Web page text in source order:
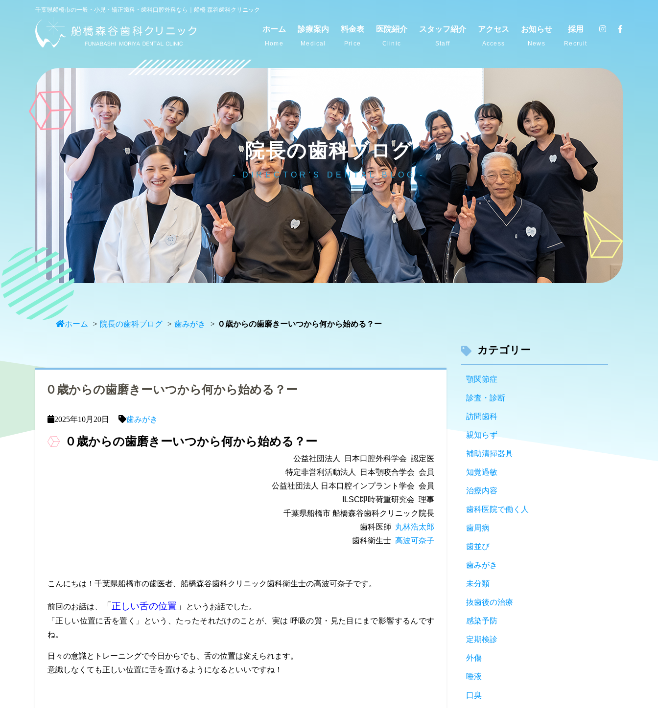
千葉県船橋市の一般・小児・矯正歯科・歯科口腔外科なら｜船橋 森谷歯科クリニック
ホーム
Home
診療案内
Medical
料金表
Price
医院紹介
Clinic
スタッフ紹介
Staff
アクセス
Access
お知らせ
News
採用
Recruit
(初診専用)
お問い合わせ
院長の歯科ブログ
DIRECTOR'S DENTAL BLOG
ホーム 院長の歯科ブログ 歯みがき ０歳からの歯磨きーいつから何から始める？ー
０歳からの歯磨きーいつから何から始める？ー
2025年10月20日 歯みがき
０歳からの歯磨きーいつから何から始める？ー
公益社団法人 日本口腔外科学会 認定医
特定非営利活動法人 日本顎咬合学会 会員
公益社団法人 日本口腔インプラント学会 会員
ILSC即時荷重研究会 理事
千葉県船橋市 船橋森谷歯科クリニック院長
歯科医師 丸林浩太郎
歯科衛生士 高波可奈子
こんにちは！千葉県船橋市の歯医者、船橋森谷歯科クリニック歯科衛生士の高波可奈子です。
前回のお話は、 「 正しい舌の位置 」
というお話でした。
「正しい位置に舌を置く」という、たったそれだけのことが、実は 呼吸の質・見た目にまで影響するんです
ね。
日々の意識とトレーニングで今日からでも、舌の位置は変えられます。
意識しなくても正しい位置に舌を置けるようになるといいですね！
カテゴリー
顎関節症
診査・診断
訪問歯科
親知らず
補助清掃器具
知覚過敏
治療内容
歯科医院で働く人
歯周病
歯並び
歯みがき
未分類
抜歯後の治療
感染予防
定期検診
外傷
唾液
口臭